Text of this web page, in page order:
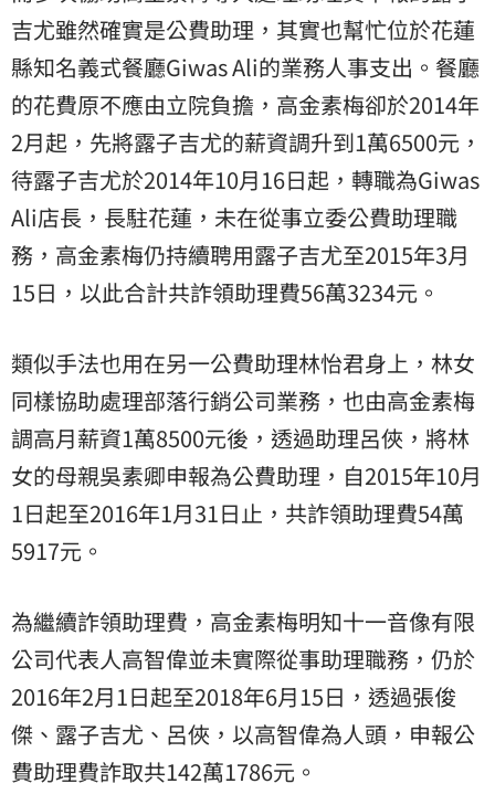
吉尤雖然確實是公費助理，其實也幫忙位於花蓮
縣知名義式餐廳Giwas Ali的業務人事支出。餐廳
的花費原不應由立院負擔，高金素梅卻於2014年
2月起，先將露子吉尤的薪資調升到1萬6500元，
待露子吉尤於2014年10月16日起，轉職為Giwas
Ali店長，長駐花蓮，未在從事立委公費助理職
務，高金素梅仍持續聘用露子吉尤至2015年3月
15日，以此合計共詐領助理費56萬3234元。
類似手法也用在另一公費助理林怡君身上，林女
同樣協助處理部落行銷公司業務，也由高金素梅
調高月薪資1萬8500元後，透過助理呂俠，將林
女的母親吳素卿申報為公費助理，自2015年10月
1日起至2016年1月31日止，共詐領助理費54萬
5917元。
為繼續詐領助理費，高金素梅明知十一音像有限
公司代表人高智偉並未實際從事助理職務，仍於
2016年2月1日起至2018年6月15日，透過張俊
傑、露子吉尤、呂俠，以高智偉為人頭，申報公
費助理費詐取共142萬1786元。